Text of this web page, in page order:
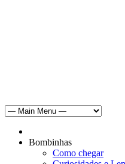
Bombinhas
Como chegar